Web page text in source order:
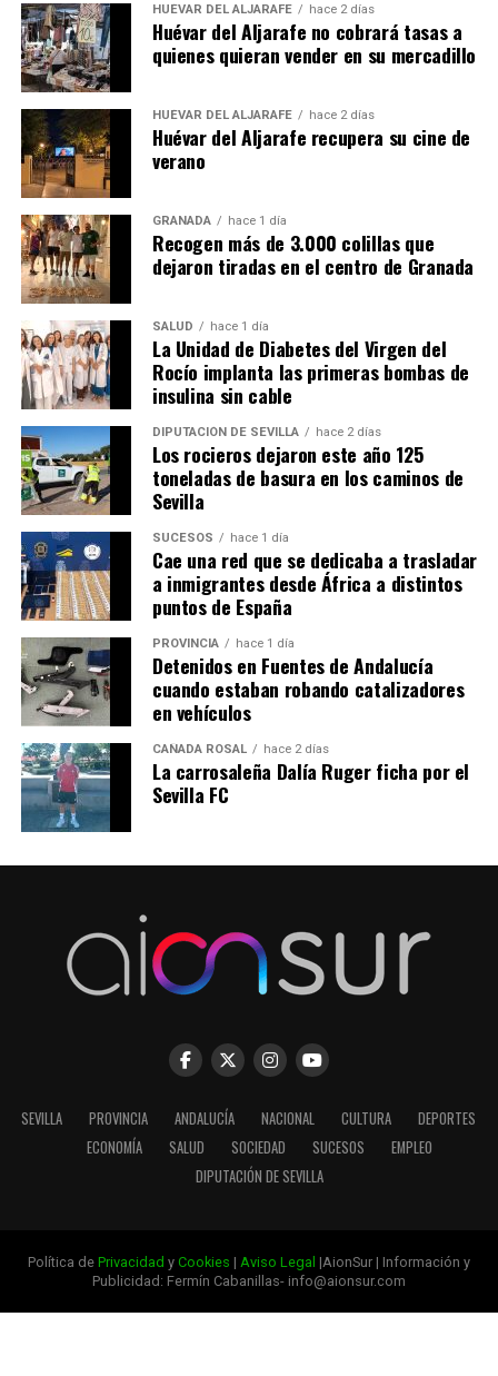
HUÉVAR DEL ALJARAFE hace 2 días
Huévar del Aljarafe no cobrará tasas a
quienes quieran vender en su mercadillo
HUÉVAR DEL ALJARAFE hace 2 días
Huévar del Aljarafe recupera su cine de
verano
GRANADA hace 1 día
Recogen más de 3.000 colillas que
dejaron tiradas en el centro de Granada
SALUD hace 1 día
La Unidad de Diabetes del Virgen del
Rocío implanta las primeras bombas de
insulina sin cable
DIPUTACIÓN DE SEVILLA hace 2 días
Los rocieros dejaron este año 125
toneladas de basura en los caminos de
Sevilla
SUCESOS hace 1 día
Cae una red que se dedicaba a trasladar
a inmigrantes desde África a distintos
puntos de España
PROVINCIA hace 1 día
Detenidos en Fuentes de Andalucía
cuando estaban robando catalizadores
en vehículos
CAÑADA ROSAL hace 2 días
La carrosaleña Dalía Ruger ficha por el
Sevilla FC
SEVILLA PROVINCIA ANDALUCÍA NACIONAL CULTURA
DEPORTES
ECONOMÍA
SALUD SOCIEDAD SUCESOS
EMPLEO
DIPUTACIÓN DE SEVILLA
Política de Privacidad y Cookies | Aviso Legal |AionSur | Información y
Publicidad: Fermín Cabanillas- info@aionsur.com